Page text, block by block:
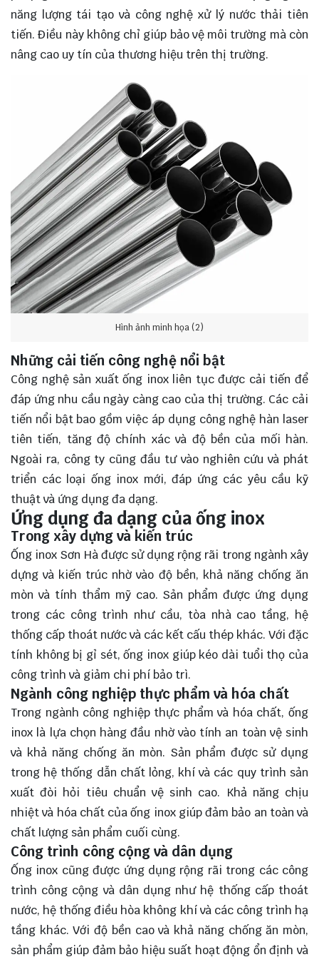
năng lượng tái tạo và công nghệ xử lý nước thải tiên
tiến. Điều này không chỉ giúp bảo vệ môi trường mà còn
nâng cao uy tín của thương hiệu trên thị trường.
Hình ảnh minh họa (2)
Những cải tiến công nghệ nổi bật
Công nghệ sản xuất ống inox liên tục được cải tiến để
đáp ứng nhu cầu ngày càng cao của thị trường. Các cải
tiến nổi bật bao gồm việc áp dụng công nghệ hàn laser
tiên tiến, tăng độ chính xác và độ bền của mối hàn.
Ngoài ra, công ty cũng đầu tư vào nghiên cứu và phát
triển các loại ống inox mới, đáp ứng các yêu cầu kỹ
thuật và ứng dụng đa dạng.
Ứng dụng đa dạng của ống inox
Trong xây dựng và kiến trúc
Ống inox Sơn Hà được sử dụng rộng rãi trong ngành xây
dựng và kiến trúc nhờ vào độ bền, khả năng chống ăn
mòn và tính thẩm mỹ cao. Sản phẩm được ứng dụng
trong các công trình như cầu, tòa nhà cao tầng, hệ
thống cấp thoát nước và các kết cấu thép khác. Với đặc
tính không bị gỉ sét, ống inox giúp kéo dài tuổi thọ của
công trình và giảm chi phí bảo trì.
Ngành công nghiệp thực phẩm và hóa chất
Trong ngành công nghiệp thực phẩm và hóa chất, ống
inox là lựa chọn hàng đầu nhờ vào tính an toàn vệ sinh
và khả năng chống ăn mòn. Sản phẩm được sử dụng
trong hệ thống dẫn chất lỏng, khí và các quy trình sản
xuất đòi hỏi tiêu chuẩn vệ sinh cao. Khả năng chịu
nhiệt và hóa chất của ống inox giúp đảm bảo an toàn và
chất lượng sản phẩm cuối cùng.
Công trình công cộng và dân dụng
Ống inox cũng được ứng dụng rộng rãi trong các công
trình công cộng và dân dụng như hệ thống cấp thoát
nước, hệ thống điều hòa không khí và các công trình hạ
tầng khác. Với độ bền cao và khả năng chống ăn mòn,
sản phẩm giúp đảm bảo hiệu suất hoạt động ổn định và